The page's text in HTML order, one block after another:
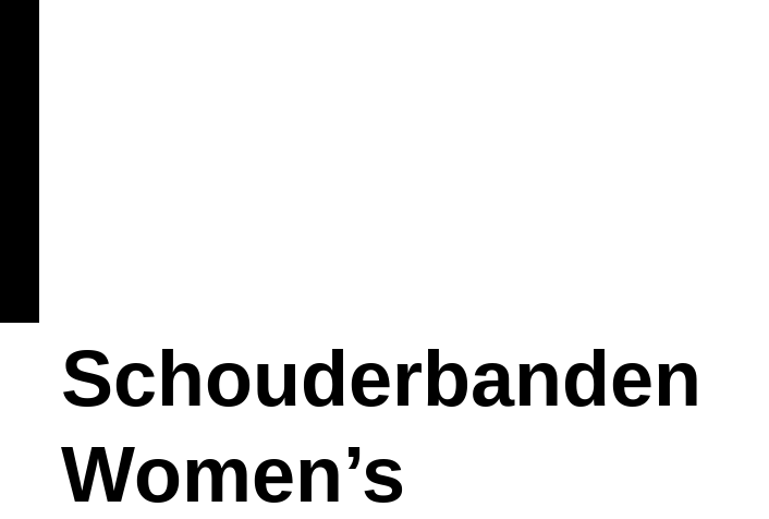
Schouderbanden
Women’s